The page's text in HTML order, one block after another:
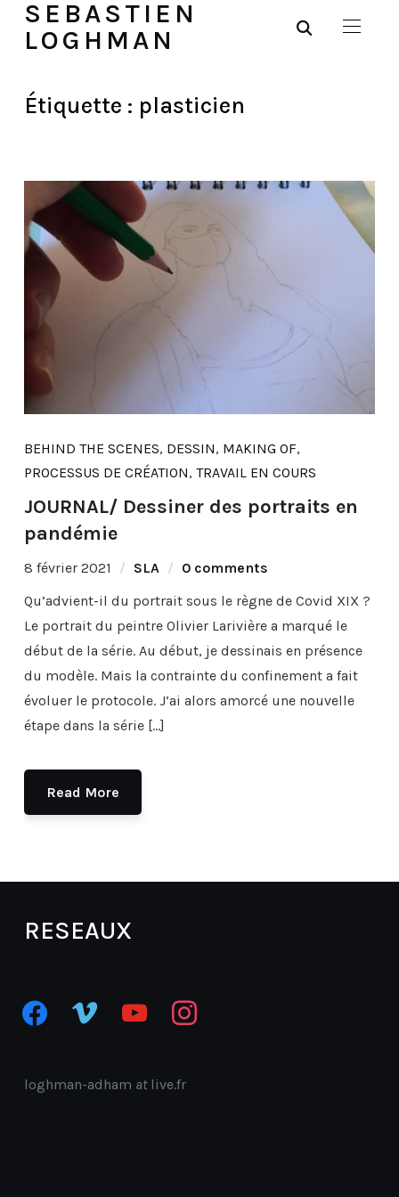
SEBASTIEN
LOGHMAN
Étiquette : plasticien
BEHIND THE SCENES, DESSIN, MAKING OF,
PROCESSUS DE CRÉATION, TRAVAIL EN COURS
JOURNAL/ Dessiner des portraits en
pandémie
8 février 2021 SLA
0 comments
Qu’advient-il du portrait sous le règne de Covid XIX ?
Le portrait du peintre Olivier Larivière a marqué le
début de la série. Au début, je dessinais en présence
du modèle. Mais la contrainte du confinement a fait
évoluer le protocole. J’ai alors amorcé une nouvelle
étape dans la série […]
Read More
RESEAUX
facebookvimeo youtube instagram
loghman-adham atlive.fr